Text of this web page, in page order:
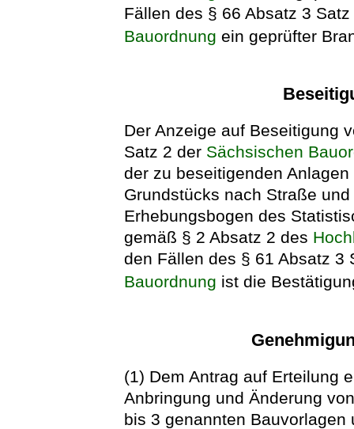
Fällen des § 66 Absatz 3
Bauordnung ein geprüfter
Der Anzeige auf Beseitigung
Satz 2 der Sächsischen
der zu beseitigenden
Grundstücks nach Straße
Erhebungsbogen des
gemäß § 2 Absatz 2 des
den Fällen des § 61 Absatz
Bauordnung ist die
(1) Dem Antrag auf Erteilung
Anbringung und Änderung
bis 3 genannten